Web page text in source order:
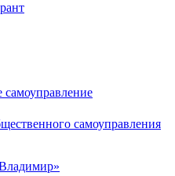
самоуправление
самоуправления